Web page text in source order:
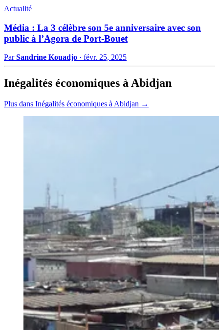
Actualité
Média : La 3 célèbre son 5e anniversaire avec son
public à l’Agora de Port-Bouet
ParSandrine Kouadjo · févr. 25, 2025
Inégalités économiques à Abidjan
Plus dans Inégalités économiques à Abidjan →